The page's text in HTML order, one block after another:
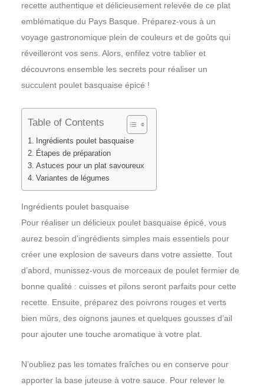
recette authentique et délicieusement relevée de ce plat
emblématique du Pays Basque. Préparez-vous à un
voyage gastronomique plein de couleurs et de goûts qui
réveilleront vos sens. Alors, enfilez votre tablier et
découvrons ensemble les secrets pour réaliser un
succulent poulet basquaise épicé !
Table of Contents
Ingrédients poulet basquaise
Étapes de préparation
Astuces pour un plat savoureux
Variantes de légumes
Ingrédients poulet basquaise
Pour réaliser un délicieux poulet basquaise épicé, vous
aurez besoin d’ingrédients simples mais essentiels pour
créer une explosion de saveurs dans votre assiette. Tout
d’abord, munissez-vous de morceaux de poulet fermier de
bonne qualité : cuisses et pilons seront parfaits pour cette
recette. Ensuite, préparez des poivrons rouges et verts
bien mûrs, des oignons jaunes et quelques gousses d’ail
pour ajouter une touche aromatique à votre plat.
N’oubliez pas les tomates fraîches ou en conserve pour
apporter la base juteuse à votre sauce. Pour relever le